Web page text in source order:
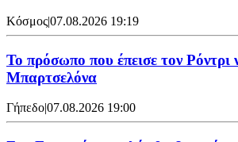
Κόσμος|07.08.2026 19:19
Το πρόσωπο που έπεισε τον Ρόντρι
Μπαρτσελόνα
Γήπεδο|07.08.2026 19:00